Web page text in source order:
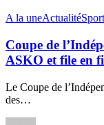
A la uneActualitéSport
Coupe de
ASKO et file en
Le Coupe de
des…